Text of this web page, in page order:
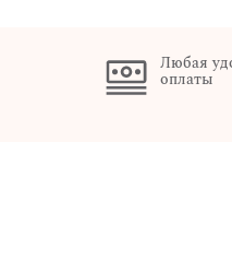
Любая
оплаты